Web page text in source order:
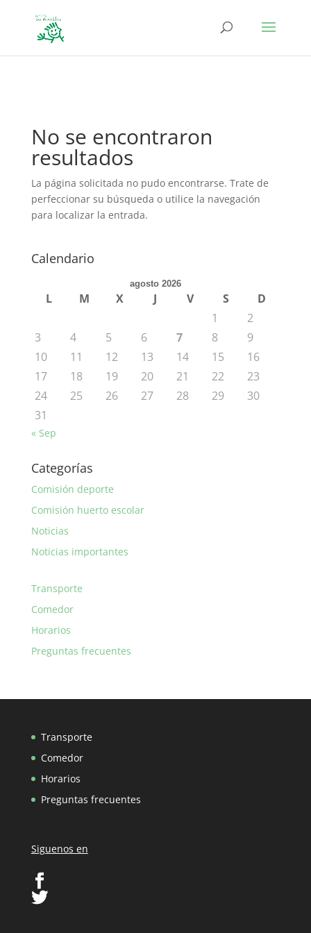
No se encontraron
resultados
La página solicitada no pudo encontrarse. Trate de
perfeccionar su búsqueda o utilice la navegación
para localizar la entrada.
Calendario
agosto 2026
L M X J V S
D
1
2
3
4 5 6 7 8
9
10
11 12 13 14 15
16
17
18 19 20 21 22
23
24
25 26 27 28 29
30
31
« Sep
Categorías
Comisión deporte
Comisión huerto escolar
Noticias
Noticias importantes
Transporte
Comedor
Horarios
Preguntas frecuentes
Transporte
Comedor
Horarios
Preguntas frecuentes
Siguenos en